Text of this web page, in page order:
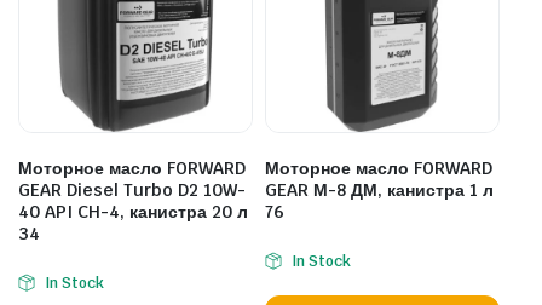
Моторное масло FORWARD
GEAR Diesel Turbo D2 10W-
40 API CH-4, канистра 20 л
34
In Stock
Моторное масло FORWARD
GEAR М-8 ДМ, канистра 1 л
76
In Stock